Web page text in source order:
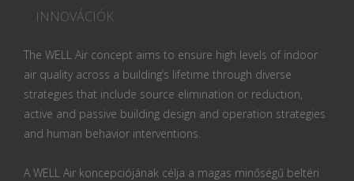
INNOVÁCIÓK
The WELL Air concept aims to ensure high levels of indoor
air quality across a building’s lifetime through diverse
strategies that include source elimination or reduction,
active and passive building design and operation strategies
and human behavior interventions.
A WELL Air koncepciójának célja a magas minőségű beltéri